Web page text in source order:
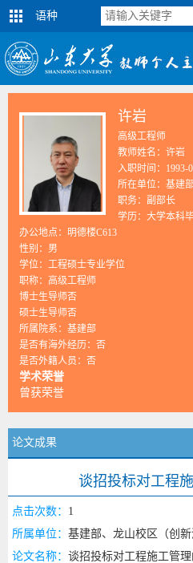
语种
许岩
高级工程师
教师姓名：许岩
入职时间：1993-
所在单位：基建
职务：副部长
学历：大学本科
办公地点：明德楼C613
性别：男
学位：工程硕士专业学位
职称：高级工程师
博士生导师否
硕士生导师否
所属院系：基建部
是否有海外经历：否
是否外籍人员：否
学术荣誉
曾获荣誉
论文成果
谈招投标对工程
点击次数： 1
所属单位： 基建部、龙山校区（创
论文名称： 谈招投标对工程施工管